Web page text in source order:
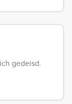
gedeisd.